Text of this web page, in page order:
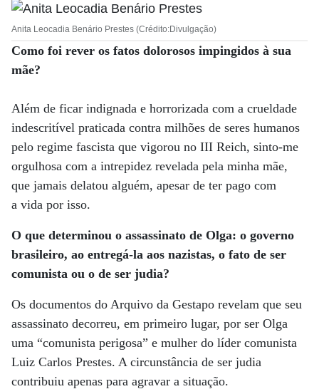
Anita Leocadia Benário Prestes (Crédito:Divulgação)
Como foi rever os fatos dolorosos impingidos à sua
mãe?
Além de ficar indignada e horrorizada com a crueldade
indescritível praticada contra milhões de seres humanos
pelo regime fascista que vigorou no III Reich, sinto-me
orgulhosa com a intrepidez revelada pela minha mãe,
que jamais delatou alguém, apesar de ter pago com
a vida por isso.
O que determinou o assassinato de Olga: o governo
brasileiro, ao entregá-la aos nazistas, o fato de ser
comunista ou o de ser judia?
Os documentos do Arquivo da Gestapo revelam que seu
assassinato decorreu, em primeiro lugar, por ser Olga
uma “comunista perigosa” e mulher do líder comunista
Luiz Carlos Prestes. A circunstância de ser judia
contribuiu apenas para agravar a situação.